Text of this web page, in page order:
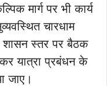
मार्ग पर भी कार्य
चारधाम
शासन स्तर पर बैठक
यात्रा प्रबंधन के
जाए।